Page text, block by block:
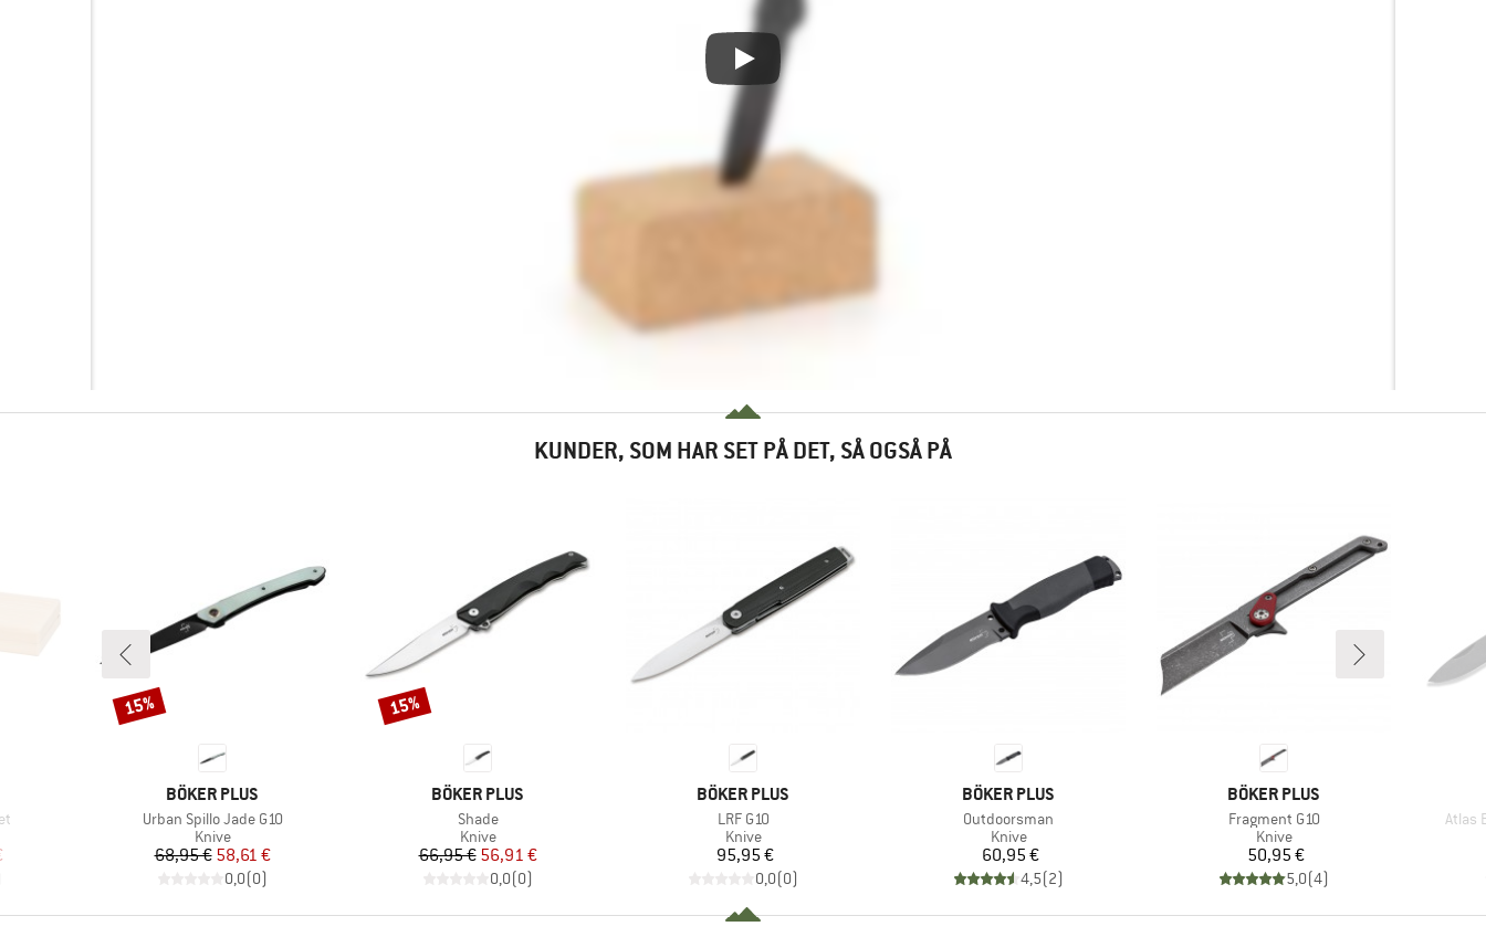
KUNDER, SOM HAR SET PÅ DET, SÅ OGSÅ PÅ
MÆRKE
BÖKER PLUS
Artikel
Urban Spillo Jade G10
Produktgruppe
Knive
Pris
68,95 €Nedsat pris
58,61 €
0,0(0)
Rabat
15%
MÆRKE
BÖKER PLUS
Artikel
Shade
Produktgruppe
Knive
Pris
66,95 €Nedsat pris
56,91 €
0,0(0)
Rabat
15%
MÆRKE
BÖKER PLUS
Artikel
LRF G10
Produktgruppe
Knive
Pris
95,95 €
0,0(0)
MÆRKE
BÖKER PLUS
Artikel
Outdoorsman
Produktgruppe
Knive
Pris
60,95 €
4,5(2)
MÆRKE
BÖKER PLUS
Artikel
Fragment G10
Produktgruppe
Knive
Pris
50,95 €
5,0(4)
Artikel
Atlas